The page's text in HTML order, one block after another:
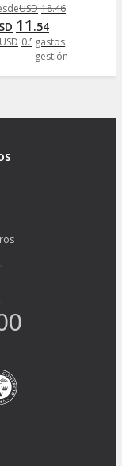
USD 18.46
11 .54
USD 0.58gastos
gestión